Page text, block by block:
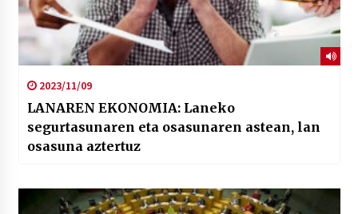
2023/11/09
LANAREN EKONOMIA: Laneko
segurtasunaren eta osasunaren astean, lan
osasuna aztertuz